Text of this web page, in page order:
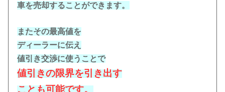
車を売却することができます。
またその最高値を
ディーラーに伝え
値引き交渉に使うことで
値引きの限界を引き出す
ことも可能です。